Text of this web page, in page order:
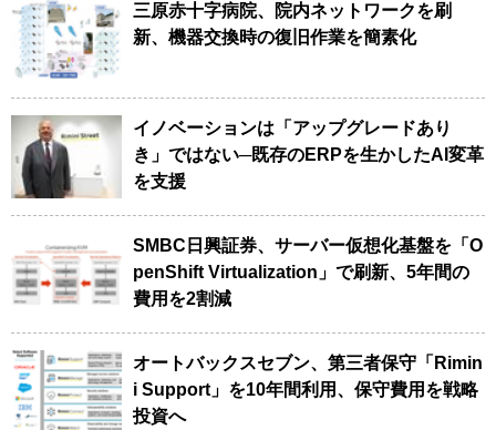
三原赤十字病院、院内ネットワークを刷
新、機器交換時の復旧作業を簡素化
イノベーションは「アップグレードあり
き」ではない─既存のERPを生かしたAI変革
を支援
SMBC日興証券、サーバー仮想化基盤を「O
penShift Virtualization」で刷新、5年間の
費用を2割減
オートバックスセブン、第三者保守「Rimin
i Support」を10年間利用、保守費用を戦略
投資へ